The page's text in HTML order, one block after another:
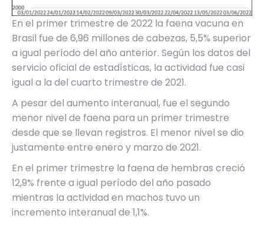
En el primer trimestre de 2022 la faena vacuna en
Brasil fue de 6,96 millones de cabezas, 5,5% superior
a igual período del año anterior. Según los datos del
servicio oficial de estadísticas, la actividad fue casi
igual a la del cuarto trimestre de 2021.
A pesar del aumento interanual, fue el segundo
menor nivel de faena para un primer trimestre
desde que se llevan registros. El menor nivel se dio
justamente entre enero y marzo de 2021.
En el primer trimestre la faena de hembras creció
12,9% frente a igual período del año pasado
mientras la actividad en machos tuvo un
incremento interanual de 1,1%.